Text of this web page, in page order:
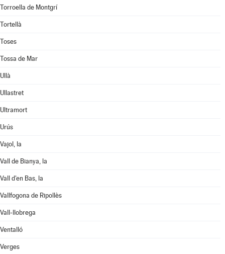
Torroella de Montgrí
Tortellà
Toses
Tossa de Mar
Ullà
Ullastret
Ultramort
Urús
Vajol, la
Vall de Bianya, la
Vall d'en Bas, la
Vallfogona de Ripollès
Vall-llobrega
Ventalló
Verges